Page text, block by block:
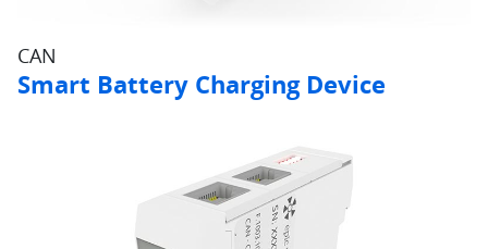
CAN
Smart Battery Charging Device